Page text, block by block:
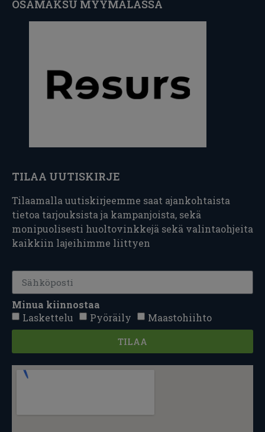
OSAMAKSU MYYMÄLÄSSÄ
TILAA UUTISKIRJE
Tilaamalla uutiskirjeemme saat ajankohtaista
tietoa tarjouksista ja kampanjoista, sekä
monipuolisesti huoltovinkkejä sekä valintaohjeita
kaikkiin lajeihimme liittyen
Minua kiinnostaa
Laskettelu
Pyöräily Maastohiihto
TILAA